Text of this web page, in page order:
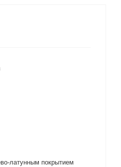
латунным покрытием